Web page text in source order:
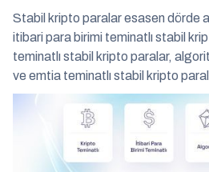
Stabil kripto paralar esasen dörde
itibari para birimi teminatlı stabil
teminatlı stabil kripto paralar,
ve emtia teminatlı stabil kripto